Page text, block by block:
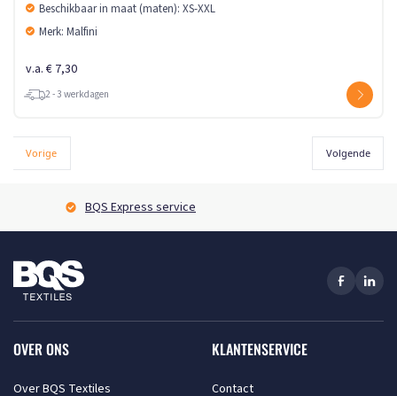
Beschikbaar in maat (maten): XS-XXL
Merk: Malfini
v.a. € 7,30
2 - 3 werkdagen
Vorige Volgende
BQS Express service
OVER ONS
Over BQS Textiles
KLANTENSERVICE
Contact